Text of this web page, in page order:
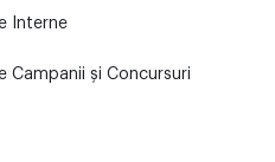
Interne
Campanii și Concursuri